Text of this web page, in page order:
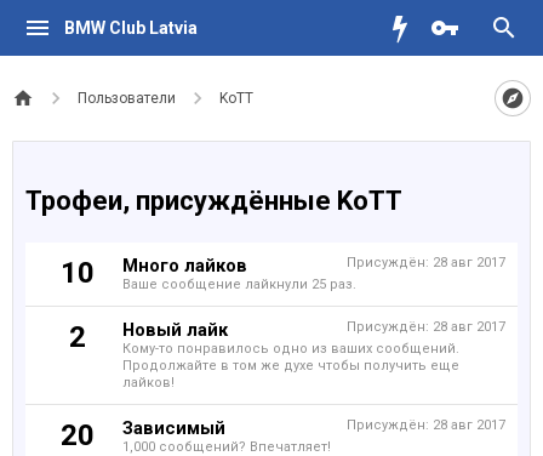
BMW Club Latvia
Пользователи KoTT
Трофеи, присуждённые KoTT
10 Присуждён: 28 авг 2017
Много лайков
Ваше сообщение лайкнули 25 раз.
2 Присуждён: 28 авг 2017
Новый лайк
Кому-то понравилось одно из ваших сообщений.
Продолжайте в том же духе чтобы получить еще
лайков!
20 Присуждён: 28 авг 2017
Зависимый
1,000 сообщений? Впечатляет!